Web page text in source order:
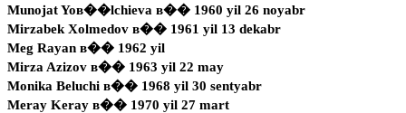
Munojat Yoв��lchieva в�� 1960 yil 26 noyabr
Mirzabek Xolmedov в�� 1961 yil 13 dekabr
Meg Rayan в�� 1962 yil
Mirza Azizov в�� 1963 yil 22 may
Monika Beluchi в�� 1968 yil 30 sentyabr
Meray Keray в�� 1970 yil 27 mart